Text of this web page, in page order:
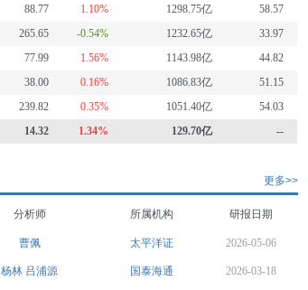
88.77 1.10% 1298.75亿
58.57
265.65 -0.54% 1232.65亿
33.97
77.99 1.56% 1143.98亿
44.82
38.00 0.16% 1086.83亿
51.15
239.82 0.35% 1051.40亿
54.03
14.32 1.34% 129.70亿 --
更多>>
分析师 所属机构 研报日期
曹佩 太平洋证 2026-05-06
杨林 吕浦源 国泰海通 2026-03-18